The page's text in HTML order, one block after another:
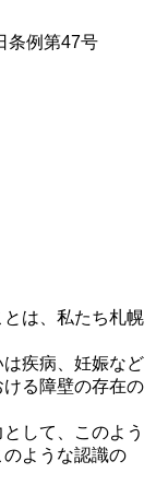
条例第47号
は、私たち札幌
疾病、妊娠など
る障壁の存在の
して、このよう
ような認識の